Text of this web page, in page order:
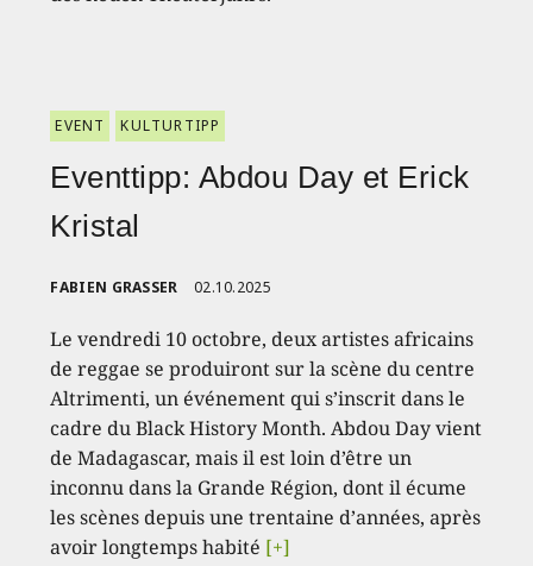
EVENT KULTURTIPP
Eventtipp: Abdou Day et Erick
Kristal
FABIEN GRASSER 02.10.2025
Le vendredi 10 octobre, deux artistes africains
de reggae se produiront sur la scène du centre
Altrimenti, un événement qui s’inscrit dans le
cadre du Black History Month. Abdou Day vient
de Madagascar, mais il est loin d’être un
inconnu dans la Grande Région, dont il écume
les scènes depuis une trentaine d’années, après
avoir longtemps habité [+]